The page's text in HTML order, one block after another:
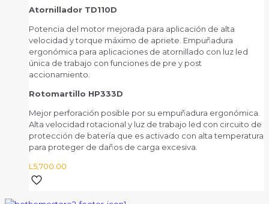
Atornillador TD110D
Potencia del motor mejorada para aplicación de alta
velocidad y torque máximo de apriete. Empuñadura
ergonómica para aplicaciones de atornillado con luz led
única de trabajo con funciones de pre y post
accionamiento.
Rotomartillo HP333D
Mejor perforación posible por su empuñadura ergonómica.
Alta velocidad rotacional y luz de trabajo led con circuito de
protección de batería que es activado con alta temperatura
para proteger de daños de carga excesiva.
L 5,700.00